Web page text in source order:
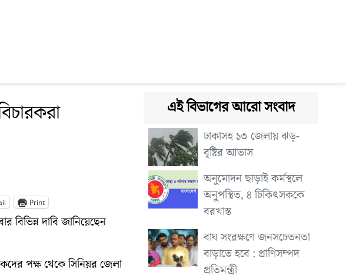
Print
বিভিন্ন দাবি জানিয়েছেন
পক্ষ থেকে সিনিয়র জেলা
এই বিভাগের আরো সংবাদ
ঢাকাসহ ১৩ জেলায় ঝড়-
বৃষ্টির আভাস
অনুমোদন ছাড়াই কর্মস্থলে
অনুপস্থিত, ৪ চিকিৎসককে
বরখাস্ত
বাঘ সংরক্ষণে জনসচেতনতা
বাড়াতে হবে : প্রাণিসম্পদ
প্রতিমন্ত্রী